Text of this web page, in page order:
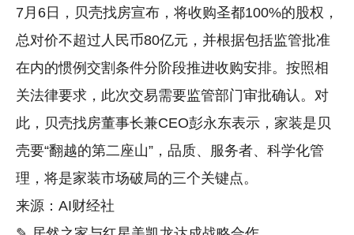
7月6日，贝壳找房宣布，将收购圣都100%的股权，
总对价不超过人民币80亿元，并根据包括监管批准
在内的惯例交割条件分阶段推进收购安排。按照相
关法律要求，此次交易需要监管部门审批确认。对
此，贝壳找房董事长兼CEO彭永东表示，家装是贝
壳要“翻越的第二座山”，品质、服务者、科学化管
理，将是家装市场破局的三个关键点。
来源：AI财经社